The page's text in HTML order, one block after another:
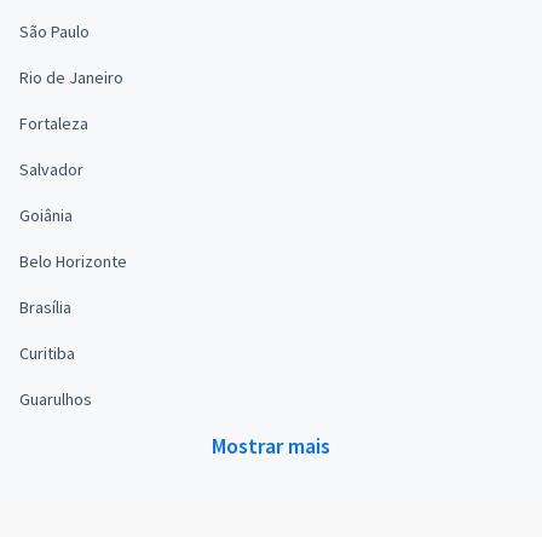
São Paulo
Rio de Janeiro
Fortaleza
Salvador
Goiânia
Belo Horizonte
Brasília
Curitiba
Guarulhos
Mostrar mais